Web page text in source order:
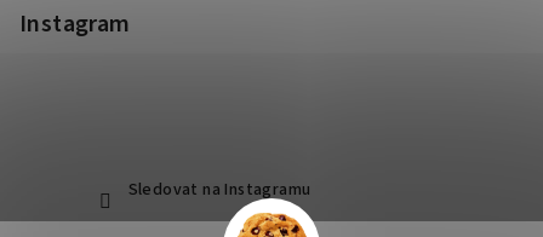
Instagram
Sledovat na Instagramu